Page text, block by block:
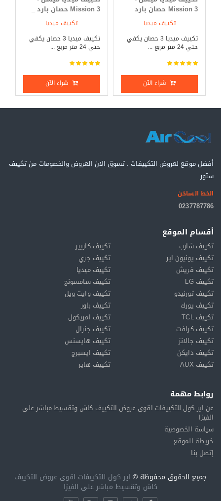
Mission 3 حصان بارد
تكييف ميديا
تكييف ميديا 3 حصان يكفي
حتي 24 متر مربع ...
شراء الآن
Mission 3 حصان بارد _
تكييف ميديا
تكييف ميديا 3 حصان يكفي
حتي 24 متر مربع ...
شراء الآن
أفضل موقع لعروض التكييفات . تسوق الان العروض والخصومات من تكييف
ستور
الخط الساخن
0237787786
أقسام الموقع
تكييف شارب
تكييف كاريير
تكييف يونيون اير
تكييف جري
تكييف فريش
تكييف ميديا
تكييف LG
تكييف سامسونج
تكييف تورنيدو
تكييف وايت ويل
تكييف يورك
تكييف باور
تكييف TCL
تكييف امريكول
تكييف كرافت
تكييف جنرال
تكييف جالانز
تكييف هايسنس
تكييف دايكن
تكييف ايسبرج
تكييف AUX
تكييف هاير
روابط مهمة
عن اير كول للتكييفات اقوى عروض التكييف كاش وتقسيط مباشر على
الفيزا
سياسة الخصوصية
خريطة الموقع
إتصل بنا
جميع الحقوق محفوظة © اير كول للتكييفات اقوى عروض التكييف
كاش وتقسيط مباشر على الفيزا